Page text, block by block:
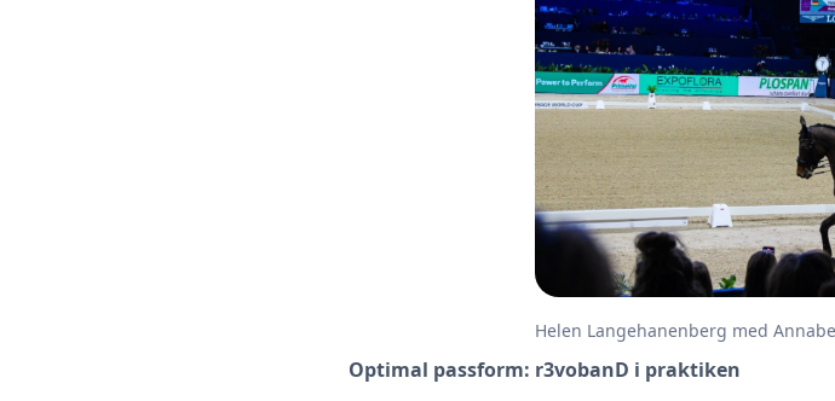
Helen Langehanenberg med
Optimal passform: r3vobanD i praktiken